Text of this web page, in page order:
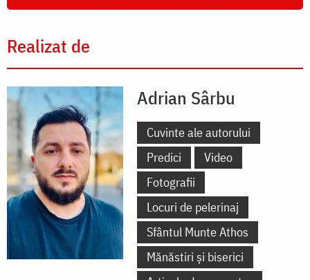
Realizat de
Adrian Sârbu
Cuvinte ale autorului
Predici
Video
Fotografii
Locuri de pelerinaj
Sfântul Munte Athos
Mănăstiri și biserici